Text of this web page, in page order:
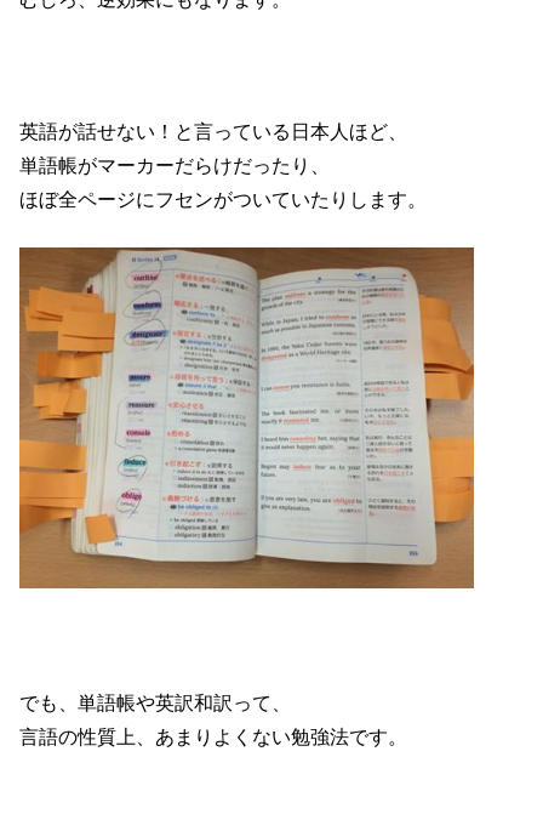
英語が話せない！と言っている日本人ほど、
単語帳がマーカーだらけだったり、
ほぼ全ページにフセンがついていたりします。
でも、単語帳や英訳和訳って、
言語の性質上、あまりよくない勉強法です。